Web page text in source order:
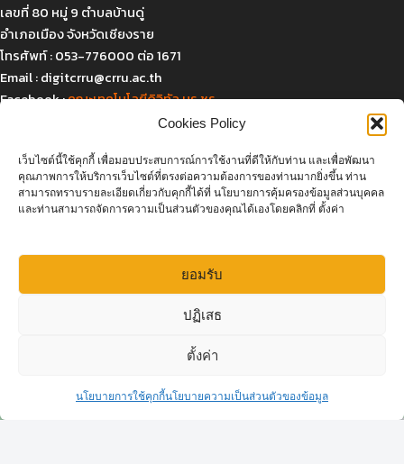
Cookies Policy
เว็บไซต์นี้ใช้คุกกี้ เพื่อมอบประสบการณ์การใช้งานที่ดีให้กับท่าน และเพื่อพัฒนา
คุณภาพการให้บริการเว็บไซต์ที่ตรงต่อความต้องการของท่านมากยิ่งขึ้น ท่าน
สามารถทราบรายละเอียดเกี่ยวกับคุกกี้ได้ที่ นโยบายการคุ้มครองข้อมูลส่วนบุคคล
และท่านสามารถจัดการความเป็นส่วนตัวของคุณได้เองโดยคลิกที่ ตั้งค่า
ยอมรับ
ปฏิเสธ
ตั้งค่า
นโยบายการใช้คุกกี้นโยบายความเป็นส่วนตัวของข้อมูล
เลขที่ 80 หมู่ 9 ตำบลบ้านดู่
อำเภอเมือง จังหวัดเชียงราย
โทรศัพท์ : 053-776000 ต่อ 1671
Email :digitcrru@crru.ac.th
Facebook :คณะเทคโนโลยีดิจิทัล มร.ชร.
แผนที่และการเดินทาง
Click to accept marketing cookies and
enable this content